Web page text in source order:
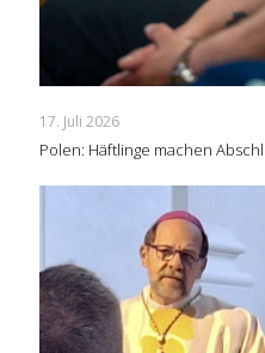
17. Juli 2026
Polen: Häftlinge machen